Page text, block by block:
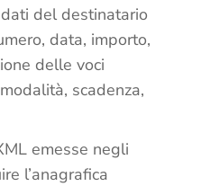
del destinatario
data, importo,
delle voci
scadenza,
emesse negli
l’anagrafica